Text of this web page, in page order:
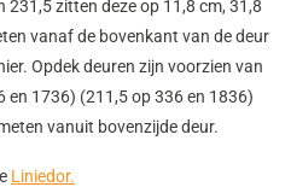
231,5 zitten deze op 11,8 cm, 31,8
vanaf de bovenkant van de deur
Opdek deuren zijn voorzien van
en 1736) (211,5 op 336 en 1836)
vanuit bovenzijde deur.
Liniedor.